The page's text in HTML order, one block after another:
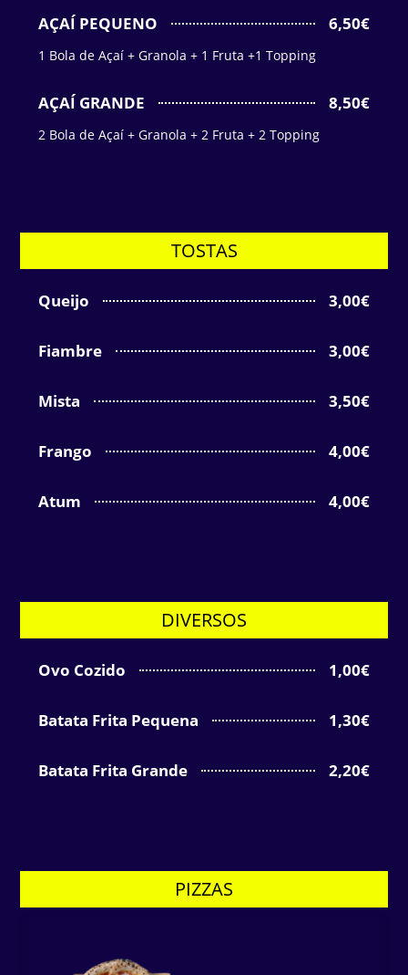
AÇAÍ PEQUENO 6,50€
1 Bola de Açaí + Granola + 1 Fruta +1 Topping
AÇAÍ GRANDE 8,50€
2 Bola de Açaí + Granola + 2 Fruta + 2 Topping
TOSTAS
Queijo 3,00€
Fiambre 3,00€
Mista 3,50€
Frango 4,00€
Atum 4,00€
DIVERSOS
Ovo Cozido 1,00€
Batata Frita Pequena 1,30€
Batata Frita Grande 2,20€
PIZZAS